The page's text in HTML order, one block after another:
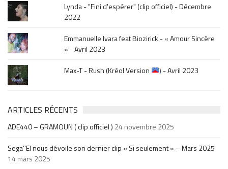
Lynda - "Fini d'espérer" (clip officiel) - Décembre
2022
Emmanuelle Ivara feat Biozirick - « Amour Sincère
» - Avril 2023
Max-T - Rush (Kréol Version
) - Avril 2023
ARTICLES RÉCENTS
ADE440 – GRAMOUN ( clip officiel ) 24 novembre 2025
Sega’’El nous dévoile son dernier clip « Si seulement » – Mars 2025
14 mars 2025